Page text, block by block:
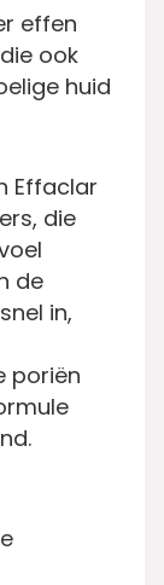
effen
ook
huid
Effaclar
die
de
in,
poriën